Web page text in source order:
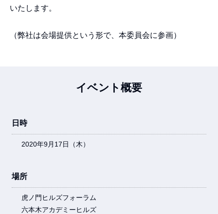
いたします。
（弊社は会場提供という形で、本委員会に参画）
イベント概要
日時
2020年9月17日（木）
場所
虎ノ門ヒルズフォーラム
六本木アカデミーヒルズ